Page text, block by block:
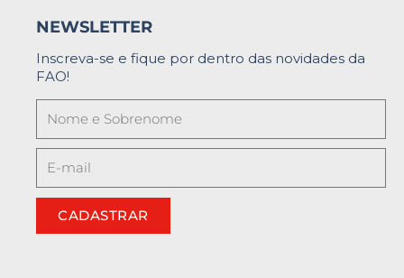
NEWSLETTER
Inscreva-se e fique por dentro das novidades da
FAO!
CADASTRAR